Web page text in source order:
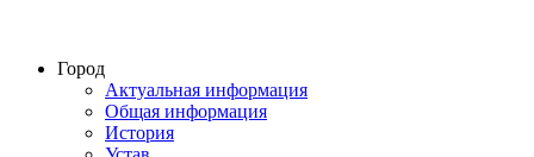
Город
Актуальная информация
Общая информация
История